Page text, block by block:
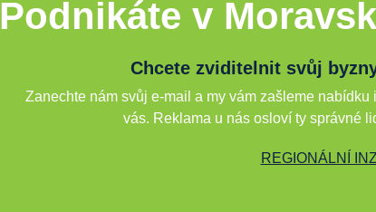
Podnikáte v
Chcete zviditelnit svůj
Zanechte nám svůj e-mail a my vám zašleme
vás. Reklama u nás osloví ty správné
REGIONÁLNÍ